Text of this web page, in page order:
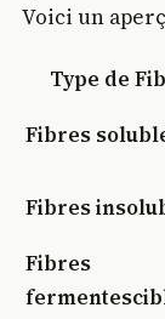
Voici un
Type de
Fibres
Fibres
Fibres